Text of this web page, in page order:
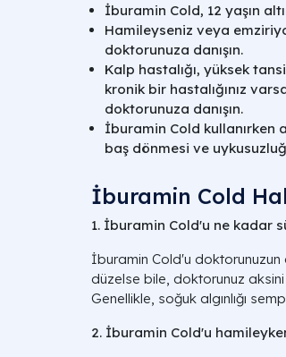
İburamin Cold, 12 yaşın
Hamileyseniz veya
doktorunuza danışın.
Kalp hastalığı, yüksek
kronik bir hastalığınız
doktorunuza danışın.
İburamin Cold kullanırken
baş dönmesi ve
İburamin Cold
1. İburamin Cold'u ne kadar
İburamin Cold'u doktorunuzun
düzelse bile, doktorunuz
Genellikle, soğuk algınlığı
2. İburamin Cold'u